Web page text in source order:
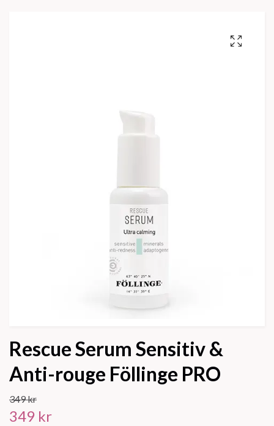
Rescue Serum Sensitiv &
Anti-rouge Föllinge PRO
349 kr
349 kr